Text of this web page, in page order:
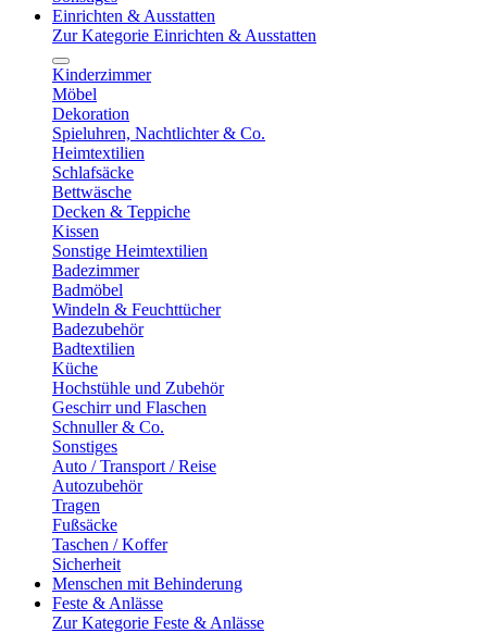
Einrichten & Ausstatten
Zur Kategorie Einrichten & Ausstatten
Kinderzimmer
Möbel
Dekoration
Spieluhren, Nachtlichter & Co.
Heimtextilien
Schlafsäcke
Bettwäsche
Decken & Teppiche
Kissen
Sonstige Heimtextilien
Badezimmer
Badmöbel
Windeln & Feuchttücher
Badezubehör
Badtextilien
Küche
Hochstühle und Zubehör
Geschirr und Flaschen
Schnuller & Co.
Sonstiges
Auto / Transport / Reise
Autozubehör
Tragen
Fußsäcke
Taschen / Koffer
Sicherheit
Menschen mit Behinderung
Feste & Anlässe
Zur Kategorie Feste & Anlässe